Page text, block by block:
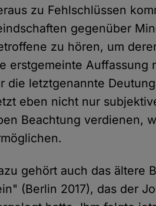
zu Fehlschlüssen
gegenüber
zu hören, um
erstgemeinte Auffassung
die letztgenannte
eben nicht nur
Beachtung verdienen,
gehört auch das ältere
(Berlin 2017), das der